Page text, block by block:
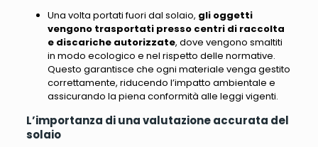
Una volta portati fuori dal solaio, gli oggetti
vengono trasportati presso centri di raccolta
e discariche autorizzate, dove vengono smaltiti
in modo ecologico e nel rispetto delle normative.
Questo garantisce che ogni materiale venga gestito
correttamente, riducendo l’impatto ambientale e
assicurando la piena conformità alle leggi vigenti.
L’importanza di una valutazione accurata del
solaio